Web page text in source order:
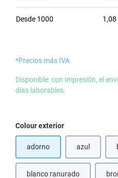
Desde 1000
*Precios más IVA
Disponible: con impresión, el
días laborables.
Seleccione
Colour exterior
adorno azul(Esta opción
blanco ranurado